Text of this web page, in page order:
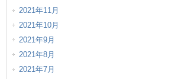
2021年11月
2021年10月
2021年9月
2021年8月
2021年7月